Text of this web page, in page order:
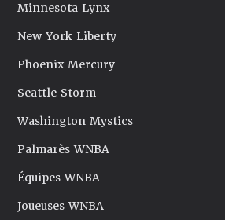
Minnesota Lynx
New York Liberty
Phoenix Mercury
Seattle Storm
Washington Mystics
Palmarès WNBA
Équipes WNBA
Joueuses WNBA